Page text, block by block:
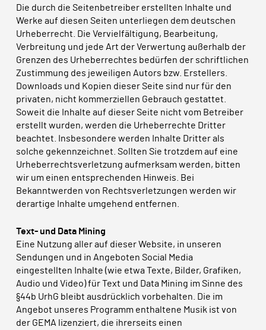
Die durch die Seitenbetreiber erstellten Inhalte und
Werke auf diesen Seiten unterliegen dem deutschen
Urheberrecht. Die Vervielfältigung, Bearbeitung,
Verbreitung und jede Art der Verwertung außerhalb der
Grenzen des Urheberrechtes bedürfen der schriftlichen
Zustimmung des jeweiligen Autors bzw. Erstellers.
Downloads und Kopien dieser Seite sind nur für den
privaten, nicht kommerziellen Gebrauch gestattet.
Soweit die Inhalte auf dieser Seite nicht vom Betreiber
erstellt wurden, werden die Urheberrechte Dritter
beachtet. Insbesondere werden Inhalte Dritter als
solche gekennzeichnet. Sollten Sie trotzdem auf eine
Urheberrechtsverletzung aufmerksam werden, bitten
wir um einen entsprechenden Hinweis. Bei
Bekanntwerden von Rechtsverletzungen werden wir
derartige Inhalte umgehend entfernen.
Text- und Data Mining
Eine Nutzung aller auf dieser Website, in unseren
Sendungen und in Angeboten Social Media
eingestellten Inhalte (wie etwa Texte, Bilder, Grafiken,
Audio und Video) für Text und Data Mining im Sinne des
§44b UrhG bleibt ausdrücklich vorbehalten. Die im
Angebot unseres Programm enthaltene Musik ist von
der GEMA lizenziert, die ihrerseits einen